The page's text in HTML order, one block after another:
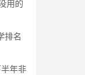
用的
排名
年非